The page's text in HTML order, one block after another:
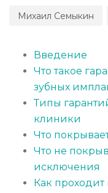
Михаил Семыкин
Введение
Что такое
зубных
Типы
клиники
Что
Что не
исключения
Как